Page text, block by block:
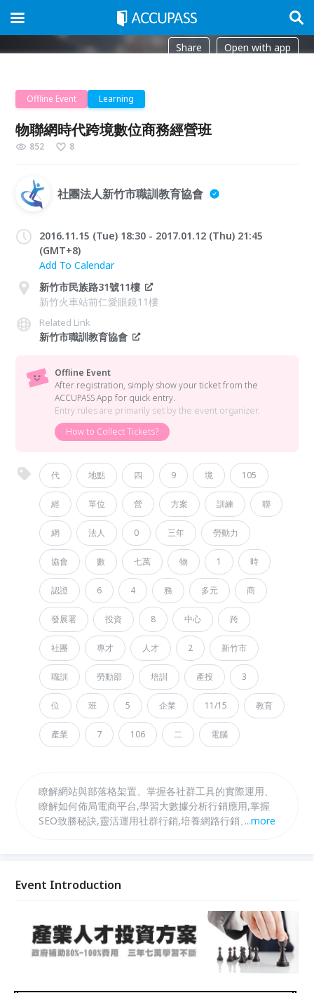
Share Open with app
Offline Event Learning
物聯網時代跨境數位商務經營班
852 8
社團法人新竹市職訓教育協會
2016.11.15 (Tue) 18:30 - 2017.01.12 (Thu) 21:45
(GMT+8)
Add To Calendar
新竹市民族路31號11樓
新竹火車站前仁愛眼鏡11樓
Related Link
新竹市職訓教育協會
Offline Event
After registration, simply show your ticket from the
ACCUPASS App for quick entry.
Entry rules are primarily set by the event organizer.
How to Collect Tickets?
代 地點 四 9 境 105
經 單位 營 方案 訓練 聯
網 法人 0 三年 勞動力
協會 數 七萬 物 1 時
認證 6 4 務 多元 商
發展署 投資 8 中心 跨
社團 專才 人才 2 新竹市
職訓 勞動部 培訓 產投 3
位 班 5 企業 11/15 教育
產業 7 106 二 電腦
瞭解網站與部落格架置、掌握各社群工具的實際運用、
瞭解如何佈局電商平台,學習大數據分析行銷應用,掌握
SEO致勝秘訣,靈活運用社群行銷,培養網路行銷、創業
...more
Event Introduction